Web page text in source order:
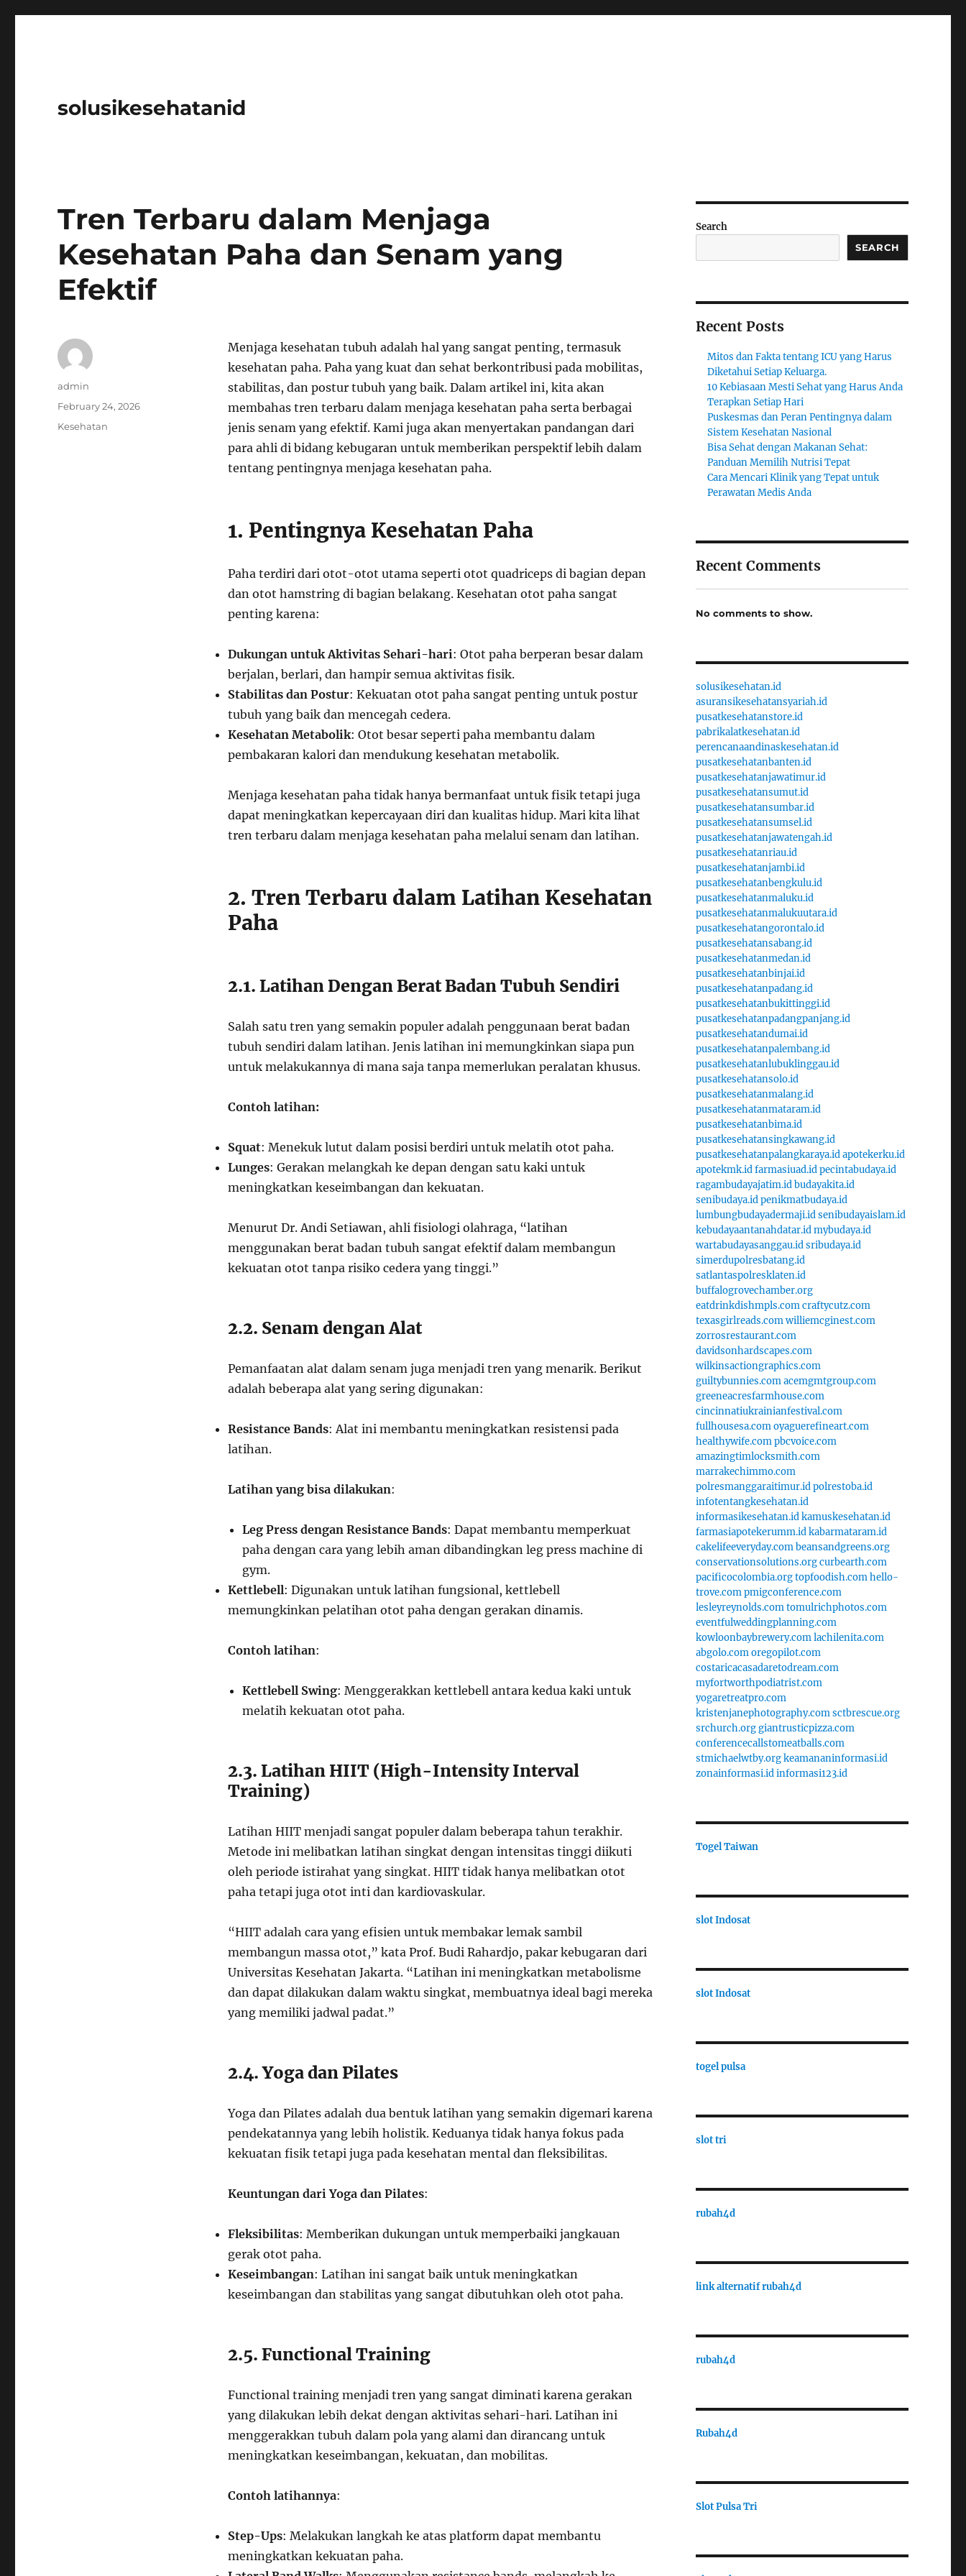
solusikesehatanid
Tren Terbaru dalam Menjaga
Kesehatan Paha dan Senam yang
Efektif
Menjaga kesehatan tubuh adalah hal yang sangat penting, termasuk
kesehatan paha. Paha yang kuat dan sehat berkontribusi pada mobilitas,
stabilitas, dan postur tubuh yang baik. Dalam artikel ini, kita akan
membahas tren terbaru dalam menjaga kesehatan paha serta berbagai
jenis senam yang efektif. Kami juga akan menyertakan pandangan dari
para ahli di bidang kebugaran untuk memberikan perspektif lebih dalam
tentang pentingnya menjaga kesehatan paha.
1. Pentingnya Kesehatan Paha
Paha terdiri dari otot-otot utama seperti otot quadriceps di bagian depan
dan otot hamstring di bagian belakang. Kesehatan otot paha sangat
penting karena:
Dukungan untuk Aktivitas Sehari-hari: Otot paha berperan besar dalam
berjalan, berlari, dan hampir semua aktivitas fisik.
Stabilitas dan Postur: Kekuatan otot paha sangat penting untuk postur
tubuh yang baik dan mencegah cedera.
Kesehatan Metabolik: Otot besar seperti paha membantu dalam
pembakaran kalori dan mendukung kesehatan metabolik.
Menjaga kesehatan paha tidak hanya bermanfaat untuk fisik tetapi juga
dapat meningkatkan kepercayaan diri dan kualitas hidup. Mari kita lihat
tren terbaru dalam menjaga kesehatan paha melalui senam dan latihan.
2. Tren Terbaru dalam Latihan Kesehatan
Paha
2.1. Latihan Dengan Berat Badan Tubuh Sendiri
Salah satu tren yang semakin populer adalah penggunaan berat badan
tubuh sendiri dalam latihan. Jenis latihan ini memungkinkan siapa pun
untuk melakukannya di mana saja tanpa memerlukan peralatan khusus.
Contoh latihan:
Squat: Menekuk lutut dalam posisi berdiri untuk melatih otot paha.
Lunges: Gerakan melangkah ke depan dengan satu kaki untuk
meningkatkan keseimbangan dan kekuatan.
Menurut Dr. Andi Setiawan, ahli fisiologi olahraga, “latihan
menggunakan berat badan tubuh sangat efektif dalam membangun
kekuatan otot tanpa risiko cedera yang tinggi.”
2.2. Senam dengan Alat
Pemanfaatan alat dalam senam juga menjadi tren yang menarik. Berikut
adalah beberapa alat yang sering digunakan:
Resistance Bands: Alat ini membantu meningkatkan resistensi pada
latihan.
Latihan yang bisa dilakukan:
Leg Press dengan Resistance Bands: Dapat membantu memperkuat
paha dengan cara yang lebih aman dibandingkan leg press machine di
gym.
Kettlebell: Digunakan untuk latihan fungsional, kettlebell
memungkinkan pelatihan otot paha dengan gerakan dinamis.
Contoh latihan:
Kettlebell Swing: Menggerakkan kettlebell antara kedua kaki untuk
melatih kekuatan otot paha.
2.3. Latihan HIIT (High-Intensity Interval
Training)
Latihan HIIT menjadi sangat populer dalam beberapa tahun terakhir.
Metode ini melibatkan latihan singkat dengan intensitas tinggi diikuti
oleh periode istirahat yang singkat. HIIT tidak hanya melibatkan otot
paha tetapi juga otot inti dan kardiovaskular.
“HIIT adalah cara yang efisien untuk membakar lemak sambil
membangun massa otot,” kata Prof. Budi Rahardjo, pakar kebugaran dari
Universitas Kesehatan Jakarta. “Latihan ini meningkatkan metabolisme
dan dapat dilakukan dalam waktu singkat, membuatnya ideal bagi mereka
yang memiliki jadwal padat.”
2.4. Yoga dan Pilates
Yoga dan Pilates adalah dua bentuk latihan yang semakin digemari karena
pendekatannya yang lebih holistik. Keduanya tidak hanya fokus pada
kekuatan fisik tetapi juga pada kesehatan mental dan fleksibilitas.
Keuntungan dari Yoga dan Pilates:
Fleksibilitas: Memberikan dukungan untuk memperbaiki jangkauan
gerak otot paha.
Keseimbangan: Latihan ini sangat baik untuk meningkatkan
keseimbangan dan stabilitas yang sangat dibutuhkan oleh otot paha.
2.5. Functional Training
Functional training menjadi tren yang sangat diminati karena gerakan
yang dilakukan lebih dekat dengan aktivitas sehari-hari. Latihan ini
menggerakkan tubuh dalam pola yang alami dan dirancang untuk
meningkatkan keseimbangan, kekuatan, dan mobilitas.
Contoh latihannya:
Step-Ups: Melakukan langkah ke atas platform dapat membantu
meningkatkan kekuatan paha.
Author
admin
Posted
February 24, 2026
Categories
Kesehatan
Search
SEARCH
Recent Posts
Mitos dan Fakta tentang ICU yang Harus
Diketahui Setiap Keluarga.
10 Kebiasaan Mesti Sehat yang Harus Anda
Terapkan Setiap Hari
Puskesmas dan Peran Pentingnya dalam
Sistem Kesehatan Nasional
Bisa Sehat dengan Makanan Sehat:
Panduan Memilih Nutrisi Tepat
Cara Mencari Klinik yang Tepat untuk
Perawatan Medis Anda
Recent Comments
No comments to show.
solusikesehatan.id
asuransikesehatansyariah.id
pusatkesehatanstore.id
pabrikalatkesehatan.id
perencanaandinaskesehatan.id
pusatkesehatanbanten.id
pusatkesehatanjawatimur.id
pusatkesehatansumut.id
pusatkesehatansumbar.id
pusatkesehatansumsel.id
pusatkesehatanjawatengah.id
pusatkesehatanriau.id
pusatkesehatanjambi.id
pusatkesehatanbengkulu.id
pusatkesehatanmaluku.id
pusatkesehatanmalukuutara.id
pusatkesehatangorontalo.id
pusatkesehatansabang.id
pusatkesehatanmedan.id
pusatkesehatanbinjai.id
pusatkesehatanpadang.id
pusatkesehatanbukittinggi.id
pusatkesehatanpadangpanjang.id
pusatkesehatandumai.id
pusatkesehatanpalembang.id
pusatkesehatanlubuklinggau.id
pusatkesehatansolo.id
pusatkesehatanmalang.id
pusatkesehatanmataram.id
pusatkesehatanbima.id
pusatkesehatansingkawang.id
pusatkesehatanpalangkaraya.idapotekerku.id
apotekmk.idfarmasiuad.idpecintabudaya.id
ragambudayajatim.idbudayakita.id
senibudaya.idpenikmatbudaya.id
lumbungbudayadermaji.idsenibudayaislam.id
kebudayaantanahdatar.idmybudaya.id
wartabudayasanggau.idsribudaya.id
simerdupolresbatang.id
satlantaspolresklaten.id
buffalogrovechamber.org
eatdrinkdishmpls.comcraftycutz.com
texasgirlreads.comwilliemcginest.com
zorrosrestaurant.com
davidsonhardscapes.com
wilkinsactiongraphics.com
guiltybunnies.comacemgmtgroup.com
greeneacresfarmhouse.com
cincinnatiukrainianfestival.com
fullhousesa.comoyaguerefineart.com
healthywife.compbcvoice.com
amazingtimlocksmith.com
marrakechimmo.com
polresmanggaraitimur.idpolrestoba.id
infotentangkesehatan.id
informasikesehatan.idkamuskesehatan.id
farmasiapotekerumm.idkabarmataram.id
cakelifeeveryday.combeansandgreens.org
conservationsolutions.orgcurbearth.com
pacificocolombia.orgtopfoodish.comhello-
trove.compmigconference.com
lesleyreynolds.comtomulrichphotos.com
eventfulweddingplanning.com
kowloonbaybrewery.comlachilenita.com
abgolo.comoregopilot.com
costaricacasadaretodream.com
myfortworthpodiatrist.com
yogaretreatpro.com
kristenjanephotography.comsctbrescue.org
srchurch.orggiantrusticpizza.com
conferencecallstomeatballs.com
stmichaelwtby.orgkeamananinformasi.id
zonainformasi.idinformasi123.id
Togel Taiwan
slot Indosat
slot Indosat
togel pulsa
slot tri
rubah4d
link alternatif rubah4d
rubah4d
Rubah4d
Slot Pulsa Tri